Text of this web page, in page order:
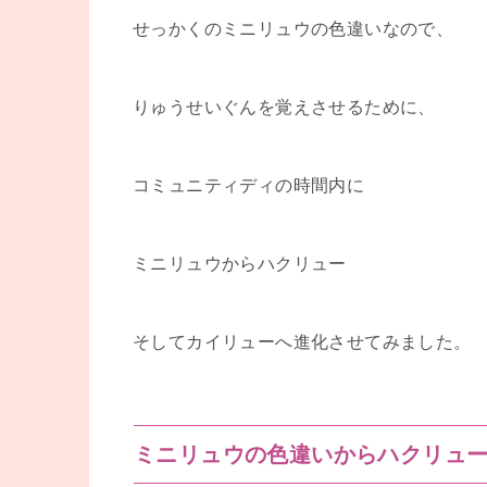
せっかくのミニリュウの色違いなので、
りゅうせいぐんを覚えさせるために、
コミュニティディの時間内に
ミニリュウからハクリュー
そしてカイリューへ進化させてみました。
ミニリュウの色違いからハクリュ